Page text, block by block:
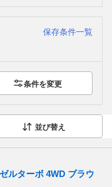
保存条件一覧
条件を変更
並び替え
ルターボ 4WD ブラウ